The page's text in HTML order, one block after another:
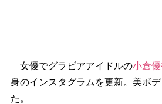
女優でグラビアアイドルの小倉
身のインスタグラムを更新。美ボ
た。